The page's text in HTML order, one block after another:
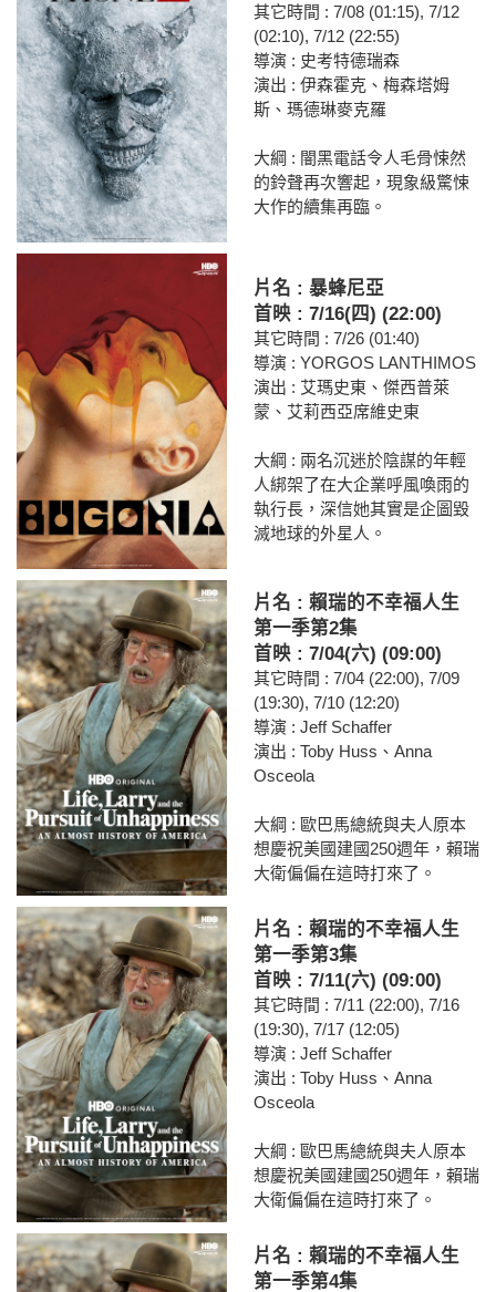
其它時間 : 7/08 (01:15), 7/12
(02:10), 7/12 (22:55)
導演 : 史考特德瑞森
演出 : 伊森霍克、梅森塔姆
斯、瑪德琳麥克羅
大綱 : 闇黑電話令人毛骨悚然
的鈴聲再次響起，現象級驚悚
大作的續集再臨。
片名 : 暴蜂尼亞
首映 : 7/16(四) (22:00)
其它時間 : 7/26 (01:40)
導演 : YORGOS LANTHIMOS
演出 : 艾瑪史東、傑西普萊
蒙、艾莉西亞席維史東
大綱 : 兩名沉迷於陰謀的年輕
人綁架了在大企業呼風喚雨的
執行長，深信她其實是企圖毀
滅地球的外星人。
片名 : 賴瑞的不幸福人生
第一季第2集
首映 : 7/04(六) (09:00)
其它時間 : 7/04 (22:00), 7/09
(19:30), 7/10 (12:20)
導演 : Jeff Schaffer
演出 : Toby Huss、Anna
Osceola
大綱 : 歐巴馬總統與夫人原本
想慶祝美國建國250週年，賴瑞
大衛偏偏在這時打來了。
片名 : 賴瑞的不幸福人生
第一季第3集
首映 : 7/11(六) (09:00)
其它時間 : 7/11 (22:00), 7/16
(19:30), 7/17 (12:05)
導演 : Jeff Schaffer
演出 : Toby Huss、Anna
Osceola
大綱 : 歐巴馬總統與夫人原本
想慶祝美國建國250週年，賴瑞
大衛偏偏在這時打來了。
片名 : 賴瑞的不幸福人生
第一季第4集